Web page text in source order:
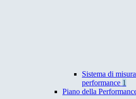
Sistema di
performance 1
Piano della